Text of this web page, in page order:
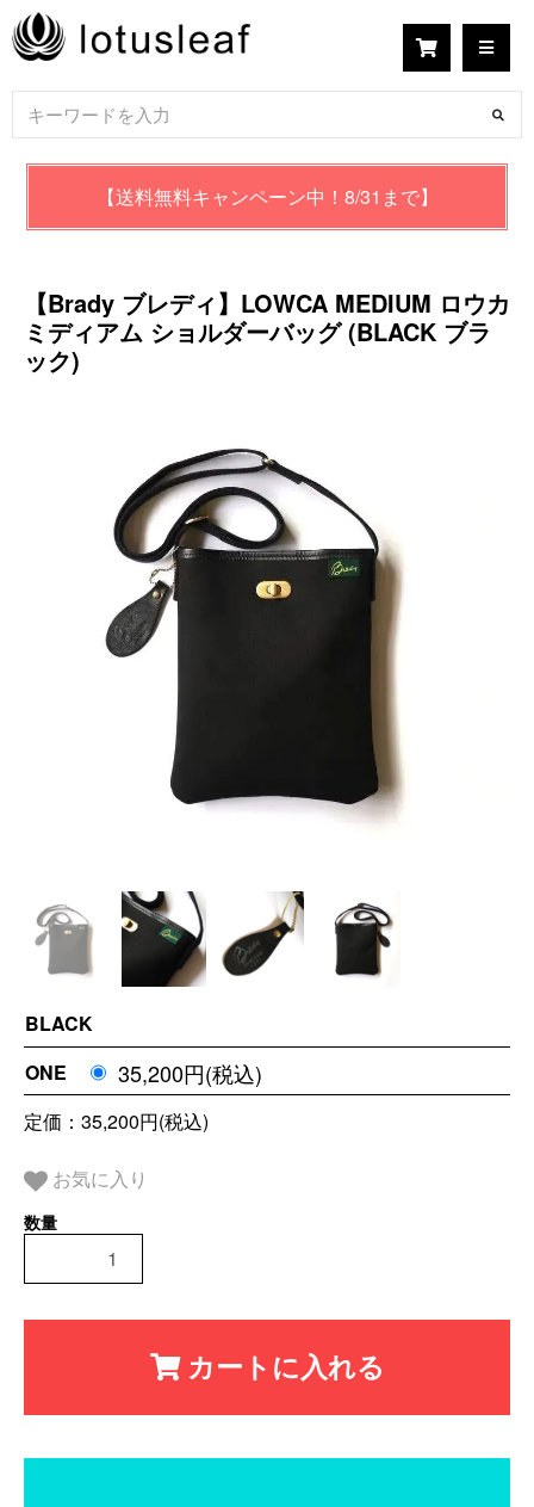
【送料無料キャンペーン中！8/31まで】
【Brady ブレディ】LOWCA MEDIUM ロウカ
ミディアム ショルダーバッグ (BLACK ブラ
ック)
BLACK
ONE
35,200円(税込)
定価：35,200円(税込)
お気に入り
カートに入れる